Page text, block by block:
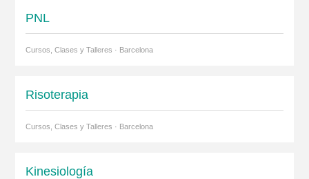
PNL
Cursos, Clases y Talleres · Barcelona
Risoterapia
Cursos, Clases y Talleres · Barcelona
Kinesiología